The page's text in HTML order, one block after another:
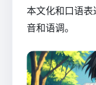
本文化和口语
音和语调。